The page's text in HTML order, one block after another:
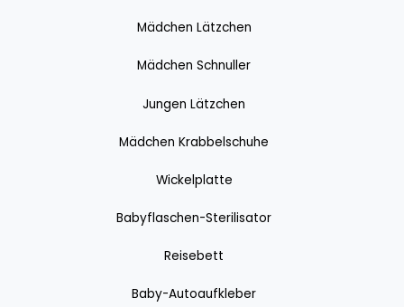
Mädchen Lätzchen
Mädchen Schnuller
Jungen Lätzchen
Mädchen Krabbelschuhe
Wickelplatte
Babyflaschen-Sterilisator
Reisebett
Baby-Autoaufkleber